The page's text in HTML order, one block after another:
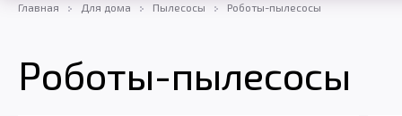
Главная Для дома Пылесосы Роботы-пылесосы
Роботы-пылесосы